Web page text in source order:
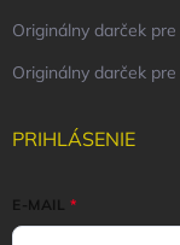
Originálny darček
Originálny darček
PRIHLÁSENIE
E-MAIL